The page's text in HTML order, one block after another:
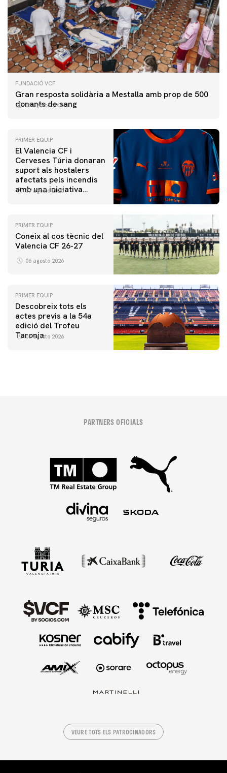
FUNDACIÓ VCF
Gran resposta solidària a Mestalla amb prop de 500
donants de sang
06 agosto 2026
PRIMER EQUIP
El Valencia CF i
Cerveses Túria donaran
suport als hostalers
afectats pels incendis
amb una iniciativa
07 agosto 2026
PRIMER EQUIP
Coneix al cos tècnic del
Valencia CF 26-27
06 agosto 2026
PRIMER EQUIP
Descobreix tots els
actes previs a la 54a
edició del Trofeu
Taronja
06 agosto 2026
PARTNERS OFICIALS
VEURE TOTS ELS PATROCINADORS